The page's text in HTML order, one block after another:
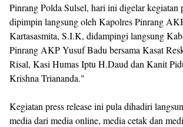
Pinrang Polda Sulsel, hari ini digelar kegiatan
dipimpin langsung oleh Kapolres Pinrang
Kartasasmita, S.I.K, didampingi langsung
Pinrang AKP Yusuf Badu bersama Kasat
Risal, Kasi Humas Iptu H.Daud dan Kanit
Krishna Triananda."
Kegiatan press release ini pula dihadiri
media dari media online, media cetak dan